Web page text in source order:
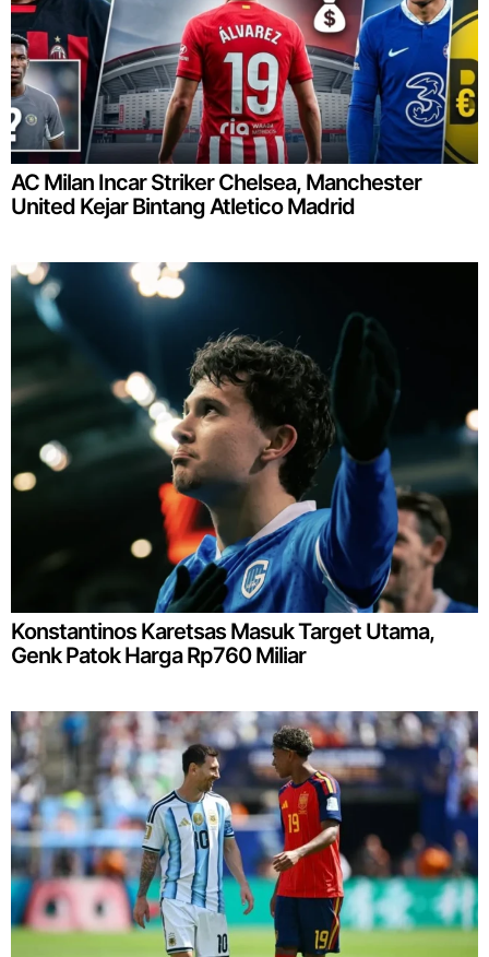
AC Milan Incar Striker Chelsea, Manchester
United Kejar Bintang Atletico Madrid
Konstantinos Karetsas Masuk Target Utama,
Genk Patok Harga Rp760 Miliar